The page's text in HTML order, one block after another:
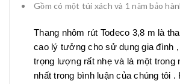
Gồm có một túi xách và 1 năm bảo
Thang nhôm rút Todeco 3,8 m là
cao lý tưởng cho sử dụng gia đình ,
trọng lượng rất nhẹ và là một trong
nhất trong bình luận của chúng tôi .